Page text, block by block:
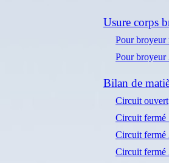
Usure corps
Pour broyeur
Pour broyeur
Bilan de
Circuit ouvert
Circuit fermé
Circuit fermé
Circuit fermé